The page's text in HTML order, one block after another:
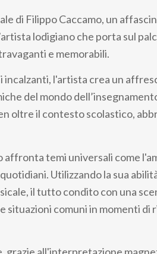
di Filippo Caccamo, un
lodigiano che porta sul
e memorabili.
l'artista crea un
del mondo
oltre il contesto scolastico,
affronta temi universali come
Utilizzando la sua
il tutto condito con una
situazioni comuni in momenti di